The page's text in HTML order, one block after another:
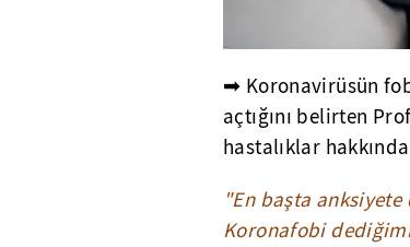
➡ Koronavirüsün
açtığını belirten
hastalıklar
"En başta
Koronafobi